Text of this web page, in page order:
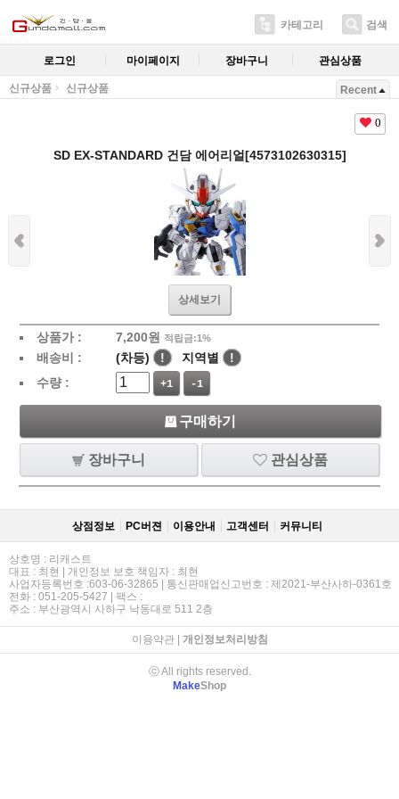
카테고리 검색
로그인 마이페이지 장바구니 관심상품
신규상품 신규상품 Recent
0
SD EX-STANDARD 건담 에어리얼[4573102630315]
상세보기
상품가 : 7,200원 적립금:1%
배송비 : (차등) ! 지역별
!
수량 :
+1 -1
구매하기
장바구니 관심상품
상점정보 PC버젼 이용안내 고객센터 커뮤니티
상호명 : 리캐스트
대표 : 최현 | 개인정보 보호 책임자 : 최현
사업자등록번호 :603-06-32865 | 통신판매업신고번호 : 제2021-부산사하-0361호
전화 : 051-205-5427 | 팩스 :
주소 : 부산광역시 사하구 낙동대로 511 2층
이용약관| 개인정보처리방침
ⓒ All rights reserved.
MakeShop